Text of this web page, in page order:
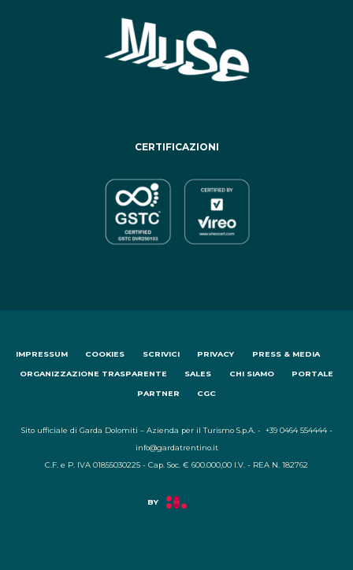
CERTIFICAZIONI
IMPRESSUM COOKIES SCRIVICI PRIVACY PRESS & MEDIA
ORGANIZZAZIONE TRASPARENTE SALES CHI SIAMO PORTALE
PARTNER CGC
Sito ufficiale di Garda Dolomiti – Azienda per il Turismo S.p.A. - +39 0464 554444 -
info@gardatrentino.it
C.F. e P. IVA 01855030225 - Cap. Soc. € 600.000,00 I.V. - REA N. 182762